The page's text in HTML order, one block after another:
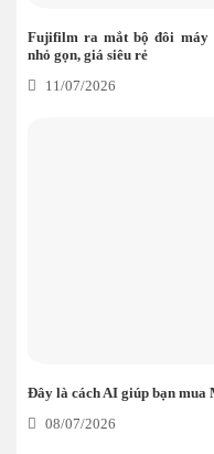
Fujifilm ra mắt bộ đôi máy
nhỏ gọn, giá siêu rẻ
11/07/2026
Đây là cách AI giúp bạn mua
08/07/2026